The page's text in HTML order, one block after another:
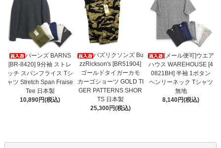
バーンズ BARNS
[BR-8420] 9分袖 ストレ
ッチ スパンフライス Tシ
ャツ Stretch Span Fraise
Tee 日本製
10,890円(税込)
バズリクソンズ Bu
zzRickson's [BR51904]
ゴールドタイガーカモ
カーゴショーツ GOLD TI
GER PATTERNS SHOR
TS 日本製
25,300円(税込)
[メール便可]ウエア
ハウス WAREHOUSE [4
0821BH] 半袖 1ボタン
ヘンリーネック Tシャツ
無地
8,140円(税込)